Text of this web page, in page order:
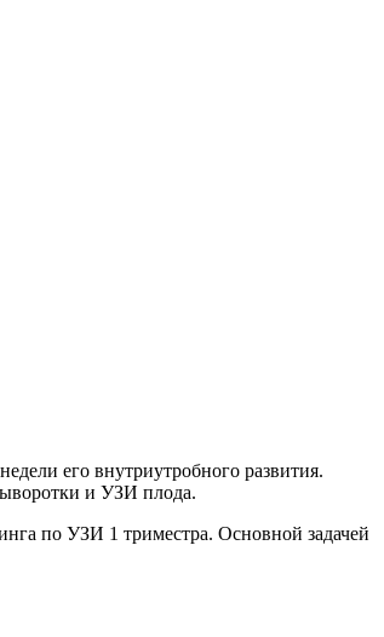
его внутриутробного развития.
и УЗИ плода.
по УЗИ 1 триместра. Основной задачей